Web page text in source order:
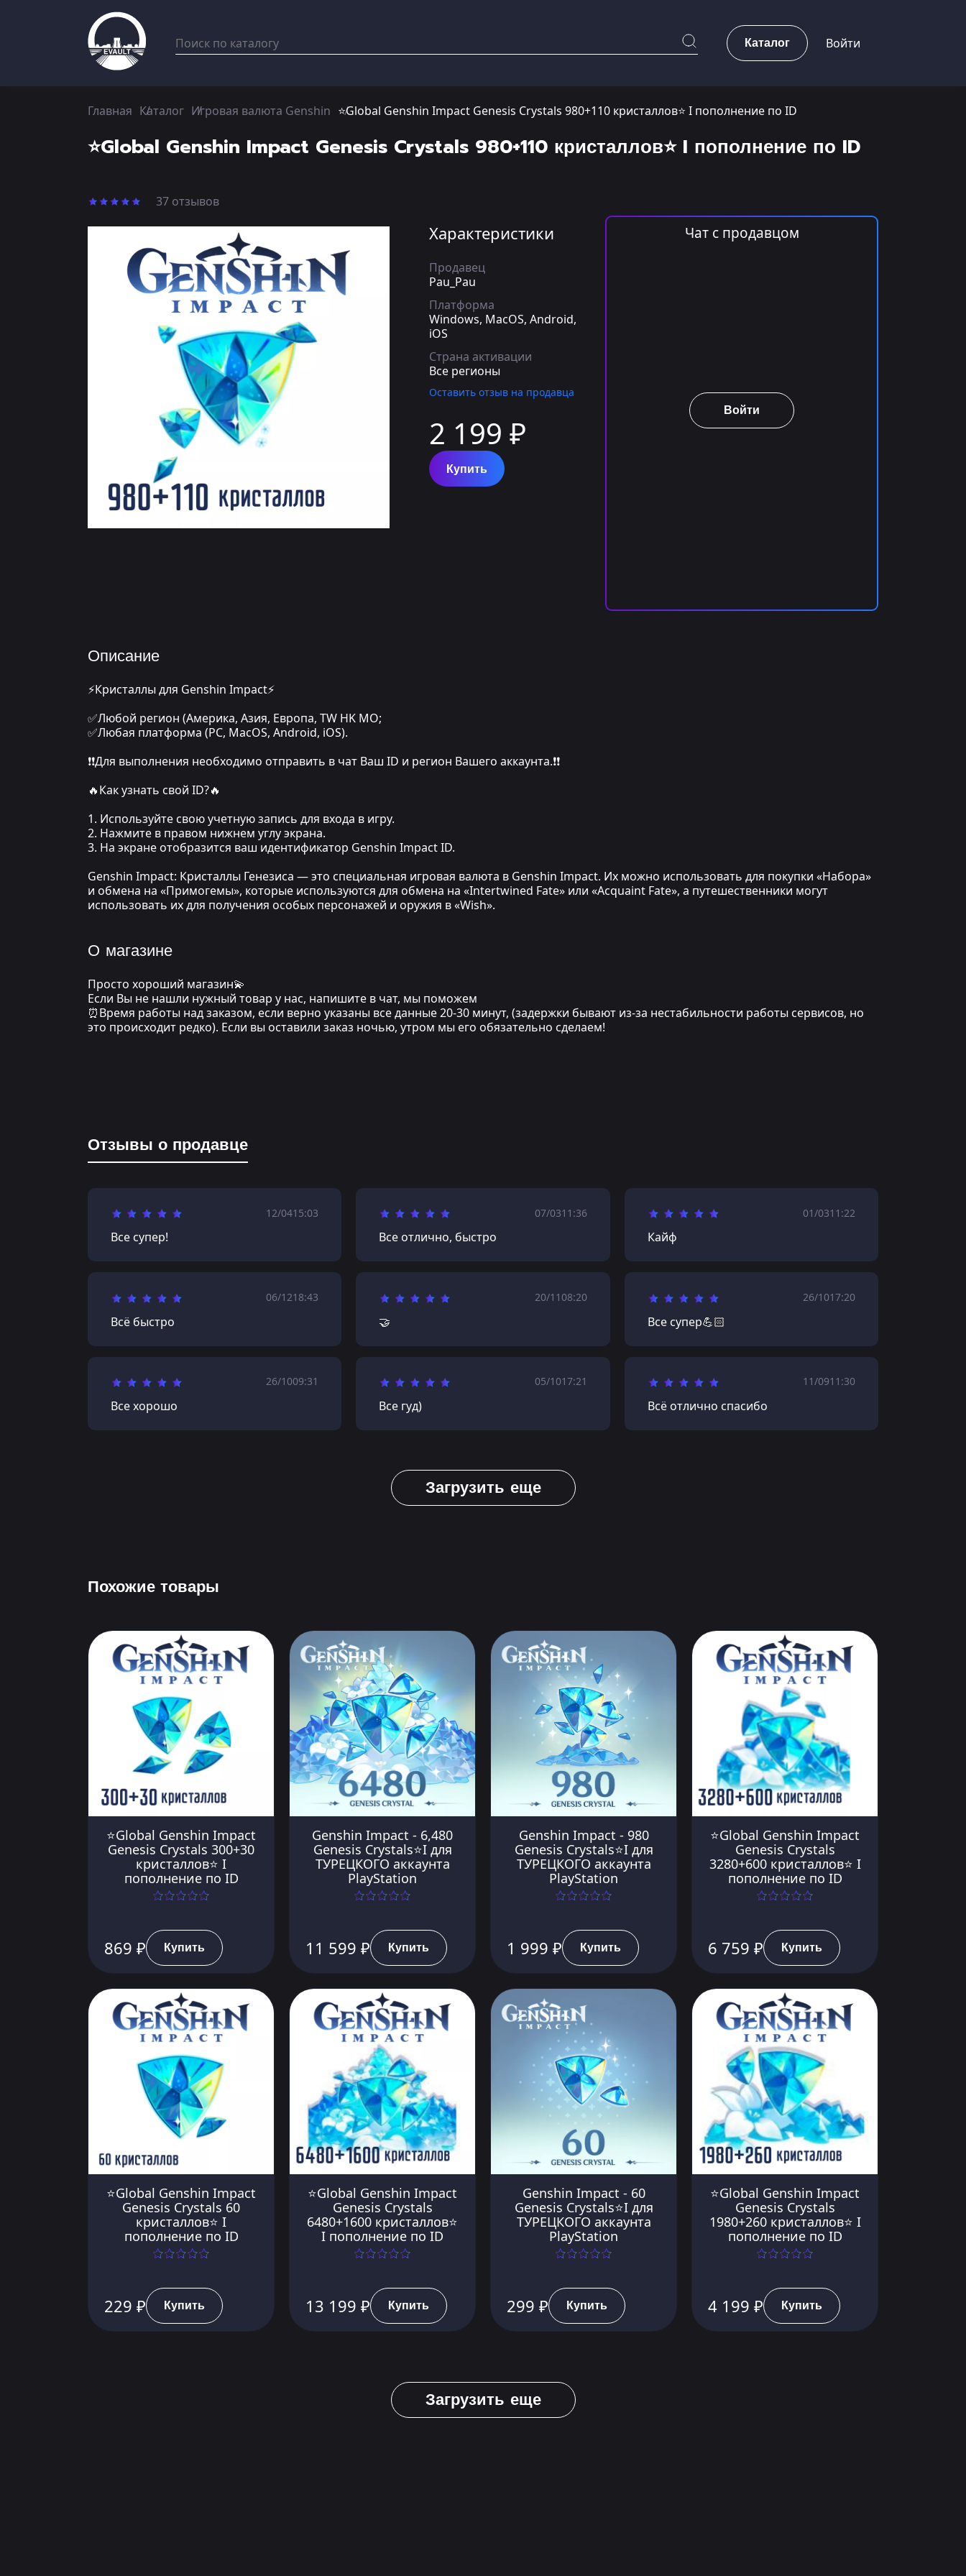
Каталог Войти
Главная Каталог Игровая валюта Genshin ⭐Global Genshin Impact Genesis Crystals 980+110 кристаллов⭐ I пополнение по ID
⭐Global Genshin Impact Genesis Crystals 980+110 кристаллов⭐ I пополнение по ID
37 отзывов
Характеристики
Продавец
Pau_Pau
Платформа
Windows, MacOS, Android,
iOS
Страна активации
Все регионы
Оставить отзыв на продавца
2 199 ₽
Купить
Чат с продавцом
Войти
Описание
⚡Кристаллы для Genshin Impact⚡
✅Любой регион (Америка, Азия, Европа, TW HK MO;
✅Любая платформа (PC, MacOS, Android, iOS).
❗❗Для выполнения необходимо отправить в чат Ваш ID и регион Вашего аккаунта.❗❗
🔥Как узнать свой ID?🔥
1. Используйте свою учетную запись для входа в игру.
2. Нажмите в правом нижнем углу экрана.
3. На экране отобразится ваш идентификатор Genshin Impact ID.
Genshin Impact: Кристаллы Генезиса — это специальная игровая валюта в Genshin Impact. Их можно использовать для покупки «Набора»
и обмена на «Примогемы», которые используются для обмена на «Intertwined Fate» или «Acquaint Fate», а путешественники могут
использовать их для получения особых персонажей и оружия в «Wish».
О магазине
Просто хороший магазин💫
Если Вы не нашли нужный товар у нас, напишите в чат, мы поможем
⏰Время работы над заказом, если верно указаны все данные 20-30 минут, (задержки бывают из-за нестабильности работы сервисов, но
это происходит редко). Если вы оставили заказ ночью, утром мы его обязательно сделаем!
Отзывы о продавце
12/0415:03
Все супер!
07/0311:36
Все отлично, быстро
01/0311:22
Кайф
06/1218:43
Всё быстро
20/1108:20
🤝
26/1017:20
Все супер💪🏻
26/1009:31
Все хорошо
05/1017:21
Все гуд)
11/0911:30
Всё отлично спасибо
Загрузить еще
Похожие товары
⭐Global Genshin Impact
Genesis Crystals 300+30
кристаллов⭐ I
пополнение по ID
869 ₽ Купить
Genshin Impact - 6,480
Genesis Crystals⭐️I для
ТУРЕЦКОГО аккаунта
PlayStation
11 599 ₽ Купить
Genshin Impact - 980
Genesis Crystals⭐️I для
ТУРЕЦКОГО аккаунта
PlayStation
1 999 ₽ Купить
⭐Global Genshin Impact
Genesis Crystals
3280+600 кристаллов⭐ I
пополнение по ID
6 759 ₽ Купить
⭐Global Genshin Impact
Genesis Crystals 60
кристаллов⭐ I
пополнение по ID
229 ₽ Купить
⭐Global Genshin Impact
Genesis Crystals
6480+1600 кристаллов⭐
I пополнение по ID
13 199 ₽ Купить
Genshin Impact - 60
Genesis Crystals⭐️I для
ТУРЕЦКОГО аккаунта
PlayStation
299 ₽ Купить
⭐Global Genshin Impact
Genesis Crystals
1980+260 кристаллов⭐ I
пополнение по ID
4 199 ₽ Купить
Загрузить еще